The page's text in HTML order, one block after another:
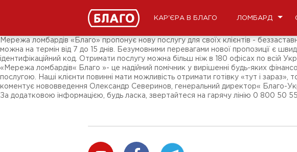
КАР'ЄРА В БЛАГО ЛОМБАРД
Підписники соц-мереж
Мережа ломбардів «Благо» пропонує нову послугу для своїх клієнтів -
можна на термін від 7 до 15 днів. Безумовними перевагами нової пропозиції є
ідентифікаційний код. Отримати послугу можна більш ніж в 180 офісах по всій
«Мережа ломбардів« Благо »- це надійний помічник у вирішенні будь-яких
послугою. Наші клієнти повинні мати можливість отримати готівку «тут і
коментує нововведення Олександр Северинов, генеральний директор« Благо-
За додатковою інформацією, будь ласка, звертайтеся на гарячу лінію 0 800 50